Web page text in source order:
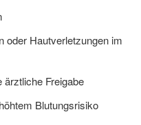
oder Hautverletzungen im
ärztliche Freigabe
Blutungsrisiko